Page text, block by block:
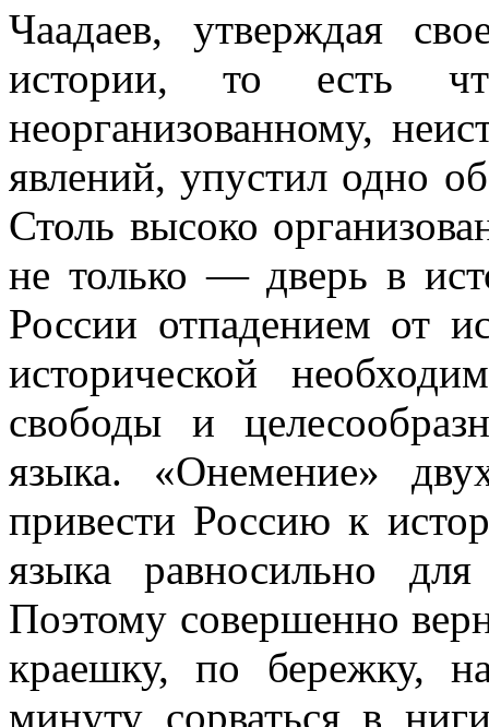
Чаадаев, утверждая
истории, то есть
неорганизованному,
явлений, упустил одно
Столь высоко
не только — дверь в
России отпадением от
исторической
свободы и
языка. «Онемение»
привести Россию к
языка равносильно
Поэтому совершенно
краешку, по бережку,
минуту сорваться в